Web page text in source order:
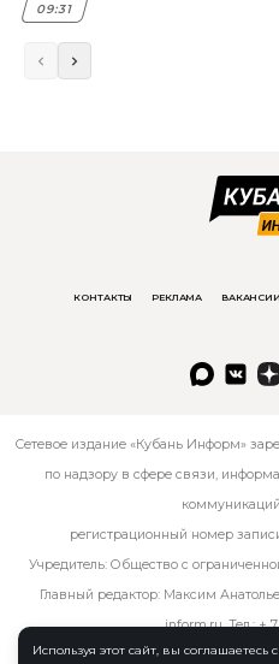
Используя этот сайт, вы соглашаетесь с
09:31
КОНТАКТЫ РЕКЛАМА ВАКАНСИИ
Сетевое издание «Кубань Информ»
по надзору в сфере связи,
коммуникаций
регистрационный номер
Учредитель: Общество с
Главный редактор: Максим
inform.ru. Тел.:+ 7